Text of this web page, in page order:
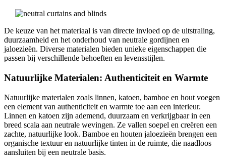
De keuze van het materiaal is van directe invloed op de uitstraling,
duurzaamheid en het onderhoud van neutrale gordijnen en
jaloezieën. Diverse materialen bieden unieke eigenschappen die
passen bij verschillende behoeften en levensstijlen.
Natuurlijke Materialen: Authenticiteit en Warmte
Natuurlijke materialen zoals linnen, katoen, bamboe en hout voegen
een element van authenticiteit en warmte toe aan een interieur.
Linnen en katoen zijn ademend, duurzaam en verkrijgbaar in een
breed scala aan neutrale wevingen. Ze vallen soepel en creëren een
zachte, natuurlijke look. Bamboe en houten jaloezieën brengen een
organische textuur en natuurlijke tinten in de ruimte, die naadloos
aansluiten bij een neutrale basis.